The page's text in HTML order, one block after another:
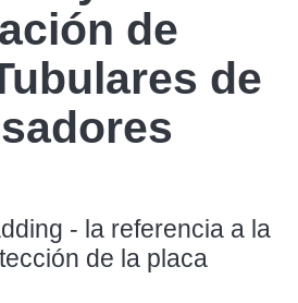
de
de
- la referencia a la
de la placa